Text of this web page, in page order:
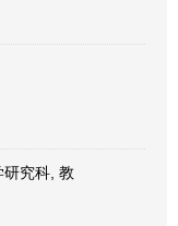
究科, 教